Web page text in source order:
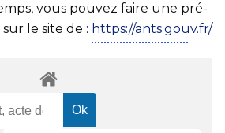
vous pouvez faire une pré-
le site de : https://ants.gouv.fr/